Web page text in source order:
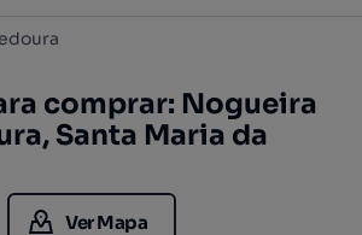
comprar: Nogueira
Santa Maria da
Ver Mapa